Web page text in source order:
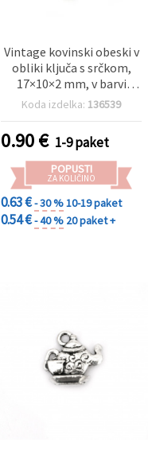
Vintage kovinski obeski v
obliki ključa s srčkom,
17×10×2 mm, v barvi
starega srebra, paket 20
ročna dela
Koda izdelka: 136539
0.90€ 1-9 paket
POPUSTI
ZA KOLIČINO
0.63 €- 30 %10-19 paket
0.54 €- 40 % 20 paket +